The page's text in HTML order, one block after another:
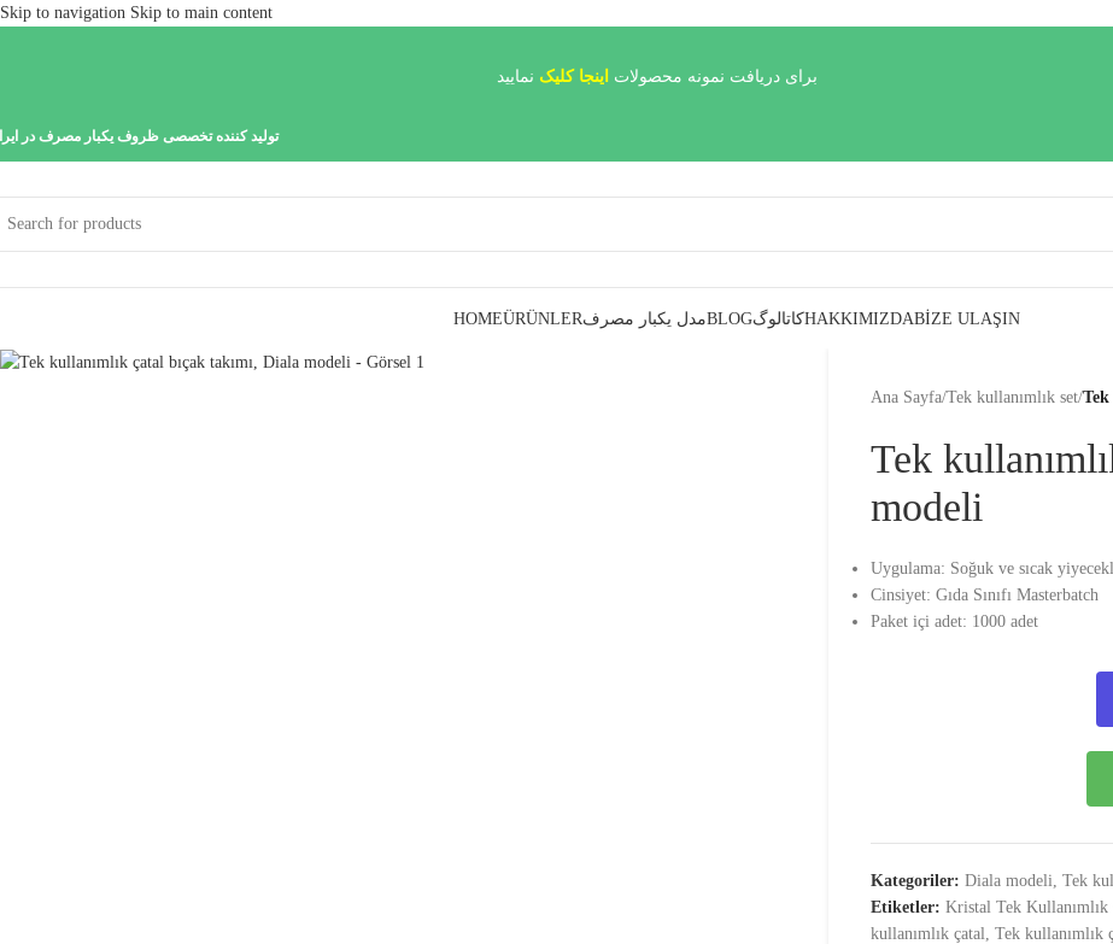
Skip to navigation Skip to main content
برای دریافت نمونه محصولات اینجا کلیک نمایید
تولید کننده تخصصی ظروف یکبار مصرف در
HOMEÜRÜNLERمدل یکبار مصرفBLOGکاتالوگHAKKIMIZDABIZE ULAŞIN
Ana Sayfa/Tek kullanımlık set/Tek
Tek
modeli
Uygulama: Soğuk ve sıcak
Cinsiyet: Gıda Sınıfı Masterbatch
Paket içi adet: 1000 adet
Kategoriler: Diala modeli, Tek
Etiketler: Kristal Tek Kullanımlık
kullanımlık çatal, Tek kullanımlık